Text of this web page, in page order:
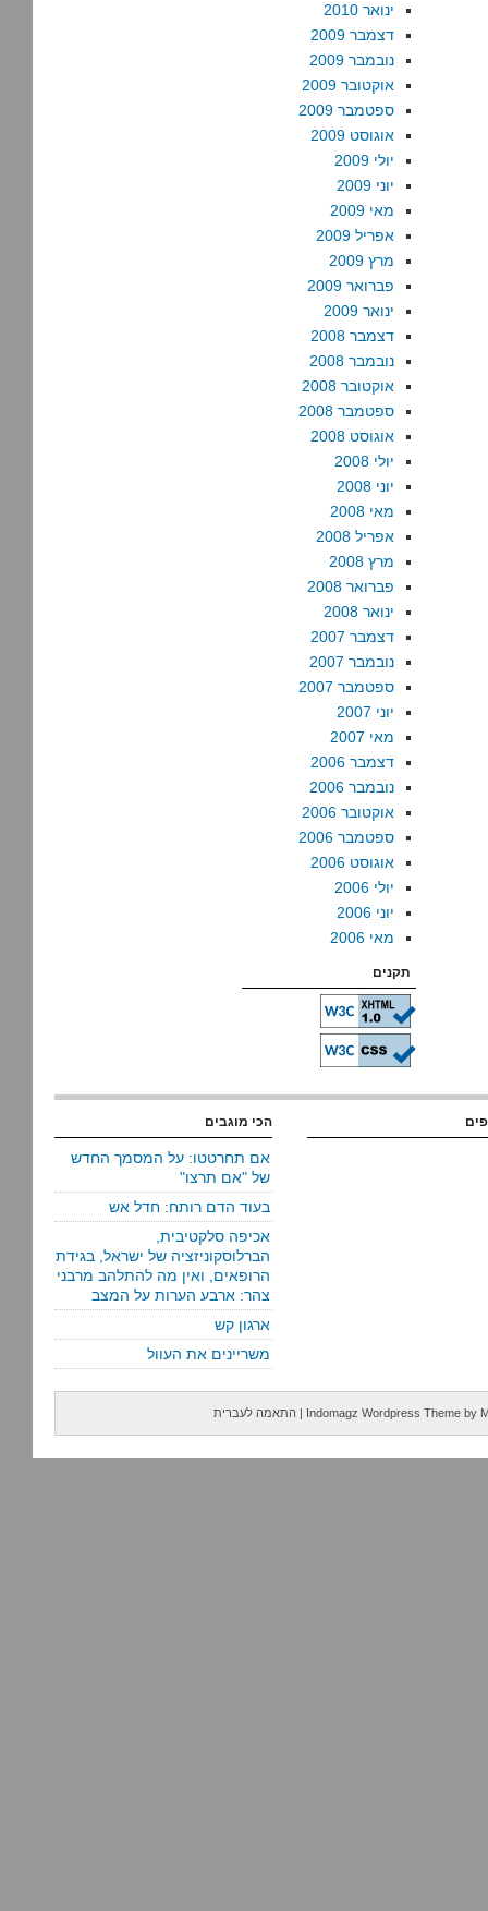
ינואר 2010
דצמבר 2009
נובמבר 2009
אוקטובר 2009
ספטמבר 2009
אוגוסט 2009
יולי 2009
יוני 2009
מאי 2009
אפריל 2009
מרץ 2009
פברואר 2009
ינואר 2009
דצמבר 2008
נובמבר 2008
אוקטובר 2008
ספטמבר 2008
אוגוסט 2008
יולי 2008
יוני 2008
מאי 2008
אפריל 2008
מרץ 2008
פברואר 2008
ינואר 2008
דצמבר 2007
נובמבר 2007
ספטמבר 2007
יוני 2007
מאי 2007
דצמבר 2006
נובמבר 2006
אוקטובר 2006
ספטמבר 2006
אוגוסט 2006
יולי 2006
יוני 2006
מאי 2006
תקנים
הכי מוגבים
אם תחרטטו: על המסמך החדש
של "אם תרצו"
בעוד הדם רותח: חדל אש
אכיפה סלקטיבית,
הברלוסקוניזציה של ישראל, בגידת
הרופאים, ואין מה להתלהב מרבני
צהר: ארבע הערות על המצב
ארגון קש
משריינים את העוול
Indomagz Wordpress Theme by
| התאמה לעברית